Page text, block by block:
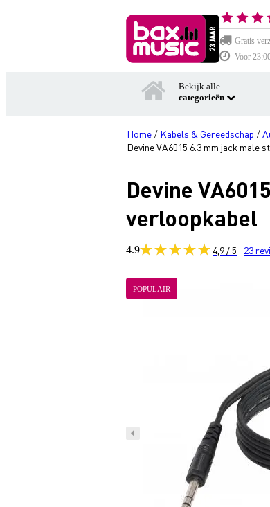
Gratis
Voor
Bekijk alle
categorieën
Home / Kabels & Gereedschap /
Devine VA6015 6.3 mm jack male
Devine
verloopkabel
4.9 4,9 / 5 23
POPULAIR